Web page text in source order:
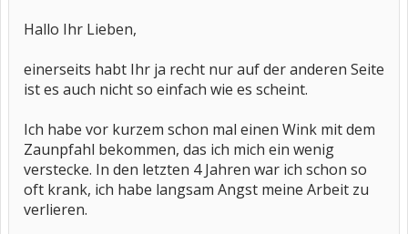
Hallo Ihr Lieben,
einerseits habt Ihr ja recht nur auf der anderen Seite
ist es auch nicht so einfach wie es scheint.
Ich habe vor kurzem schon mal einen Wink mit dem
Zaunpfahl bekommen, das ich mich ein wenig
verstecke. In den letzten 4 Jahren war ich schon so
oft krank, ich habe langsam Angst meine Arbeit zu
verlieren.